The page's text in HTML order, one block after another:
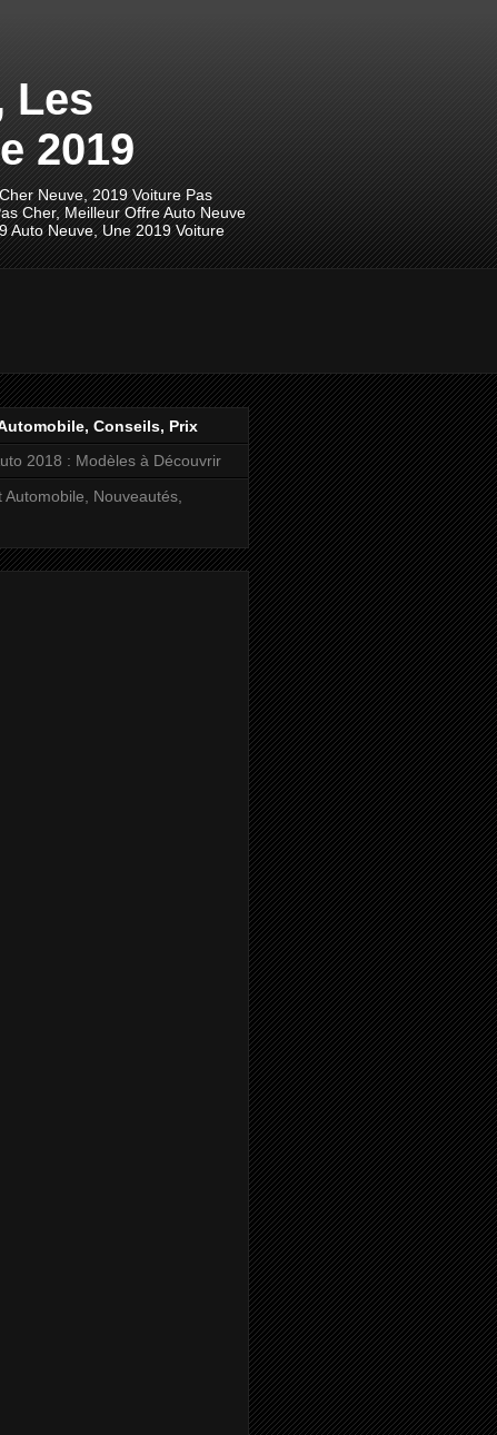
Les
2019
Neuve, 2019 Voiture Pas
Cher, Meilleur Offre Auto Neuve
Auto Neuve, Une 2019 Voiture
Conseils, Prix
2018 : Modèles à Découvrir
Automobile, Nouveautés,